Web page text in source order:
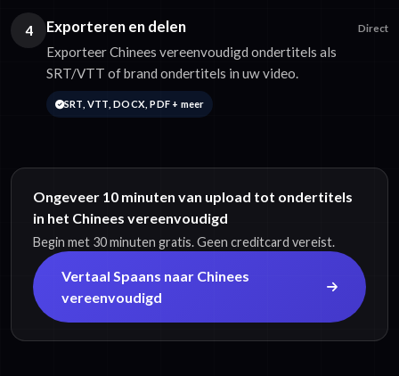
4 Exporteren en delen Direct
Exporteer Chinees vereenvoudigd ondertitels als
SRT/VTT of brand ondertitels in uw video.
SRT, VTT, DOCX, PDF + meer
Ongeveer 10 minuten van upload tot ondertitels
in het Chinees vereenvoudigd
Begin met 30 minuten gratis. Geen creditcard vereist.
Vertaal Spaans naar Chinees
vereenvoudigd